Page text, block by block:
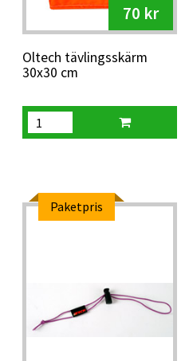
70 kr
Oltech tävlingsskärm
30x30 cm
Paketpris